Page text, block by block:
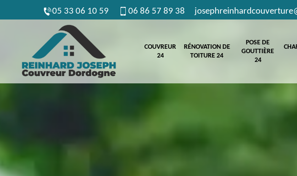
05 33 06 10 59 06 86 57 89 38
COUVREUR
24
RÉNOVATION DE
TOITURE 24
POSE DE
GOUTTIÈRE
24